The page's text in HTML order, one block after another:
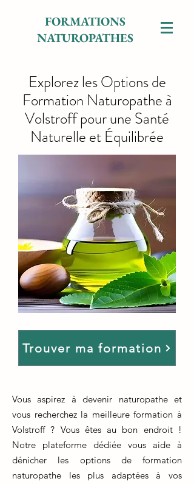
FORMATIONS
NATUROPATHES
Explorez les Options de
Formation Naturopathe à
Volstroff pour une Santé
Naturelle et Équilibrée
Trouver ma formation
Vous aspirez à devenir naturopathe et
vous recherchez la meilleure formation à
Volstroff ? Vous êtes au bon endroit !
Notre plateforme dédiée vous aide à
dénicher les options de formation
naturopathe les plus adaptées à vos